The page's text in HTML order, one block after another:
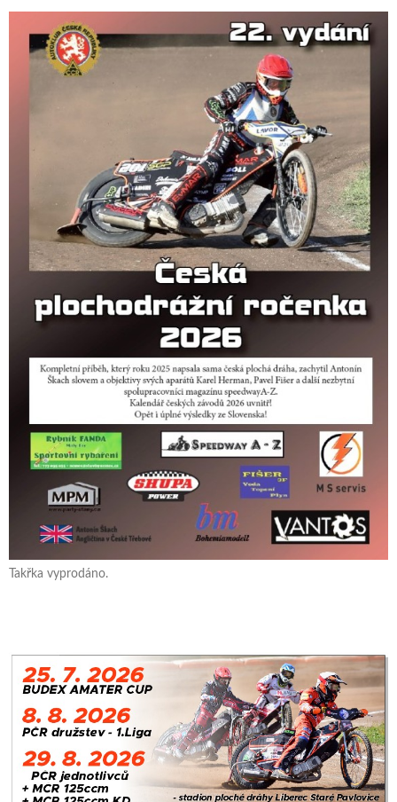
Takřka vyprodáno.